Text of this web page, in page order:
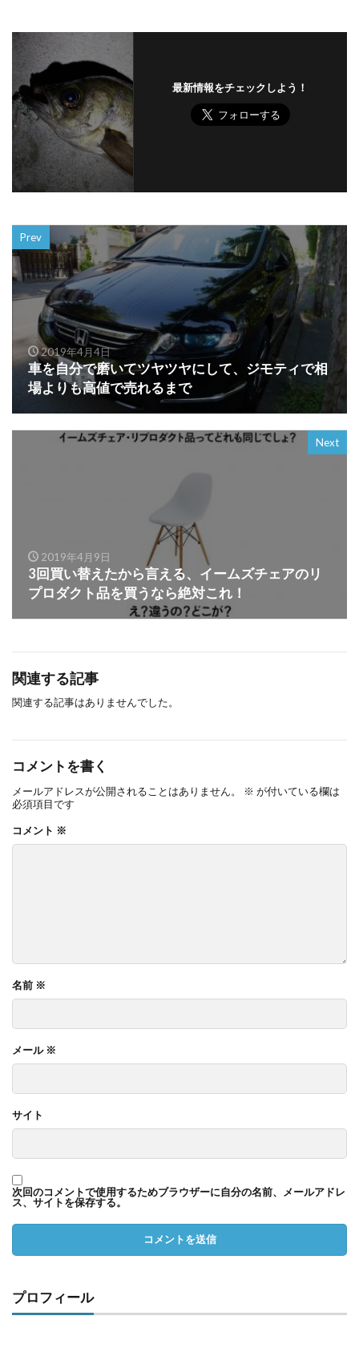
最新情報をチェックしよう！
Prev
2019年4月4日
車を自分で磨いてツヤツヤにして、ジモティで相
場よりも高値で売れるまで
Next
2019年4月9日
3回買い替えたから言える、イームズチェアのリ
プロダクト品を買うなら絶対これ！
関連する記事
関連する記事はありませんでした。
コメントを書く
メールアドレスが公開されることはありません。 ※ が付いている欄は
必須項目です
コメント ※
名前 ※
メール ※
サイト
次回のコメントで使用するためブラウザーに自分の名前、メールアドレ
ス、サイトを保存する。
プロフィール